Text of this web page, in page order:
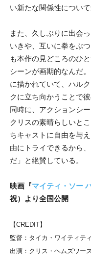
い新たな関係性について
また、久しぶりに出会
いきや、互いに拳をぶ
も本作の見どころのひ
シーンが画期的なんだ
に描かれていて、ハル
クに立ち向かうことで
同時に、アクションシ
クリスの素晴らしいと
ちキャストに自由を与
由にトライできるから
だ」と絶賛している。
映画『マイティ・ソー
祝）より全国公開
【CREDIT】
監督：タイカ・ワイティ
出演：クリス・ヘムズワー